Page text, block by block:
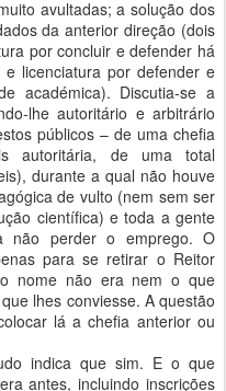
avultadas; a solução dos
da anterior direção (dois
por concluir e defender há
licenciatura por defender e
académica). Discutia-se a
lhe autoritário e arbitrário
públicos – de uma chefia
autoritária, de uma total
durante a qual não houve
de vulto (nem sem ser
científica) e toda a gente
não perder o emprego. O
para se retirar o Reitor
nome não era nem o que
lhes conviesse. A questão
lá a chefia anterior ou
indica que sim. E o que
antes, incluindo inscrições